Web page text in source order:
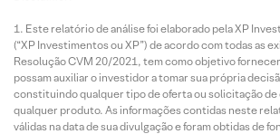
Este relatório de análise foi elaborado pela XP
(“XP Investimentos ou XP”) de acordo com todas as
Resolução CVM 20/2021, tem como objetivo
possam auxiliar o investidor a tomar sua própria
constituindo qualquer tipo de oferta ou solicitação de
qualquer produto. As informações contidas neste
válidas na data de sua divulgação e foram obtidas de